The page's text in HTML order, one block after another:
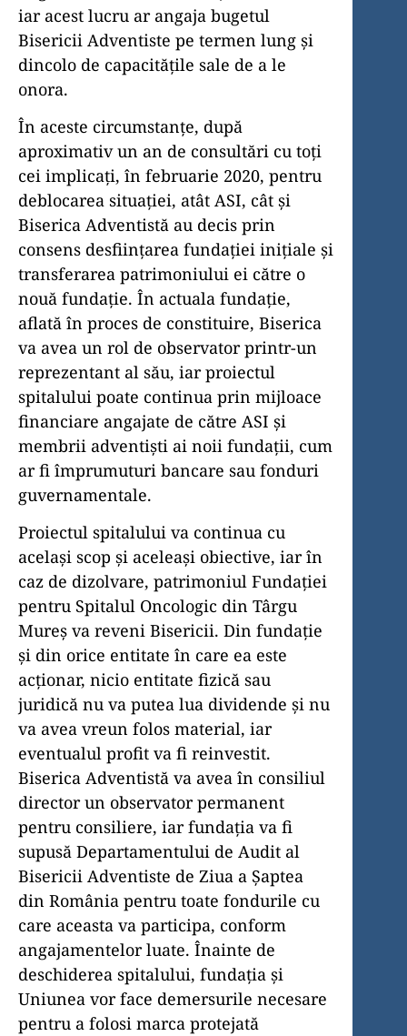
iar acest lucru ar angaja bugetul
Bisericii Adventiste pe termen lung și
dincolo de capacitățile sale de a le
onora.
În aceste circumstanțe, după
aproximativ un an de consultări cu toți
cei implicați, în februarie 2020, pentru
deblocarea situației, atât ASI, cât și
Biserica Adventistă au decis prin
consens desființarea fundației inițiale și
transferarea patrimoniului ei către o
nouă fundație. În actuala fundație,
aflată în proces de constituire, Biserica
va avea un rol de observator printr-un
reprezentant al său, iar proiectul
spitalului poate continua prin mijloace
financiare angajate de către ASI și
membrii adventiști ai noii fundații, cum
ar fi împrumuturi bancare sau fonduri
guvernamentale.
Proiectul spitalului va continua cu
același scop și aceleași obiective, iar în
caz de dizolvare, patrimoniul Fundației
pentru Spitalul Oncologic din Târgu
Mureș va reveni Bisericii. Din fundație
și din orice entitate în care ea este
acționar, nicio entitate fizică sau
juridică nu va putea lua dividende și nu
va avea vreun folos material, iar
eventualul profit va fi reinvestit.
Biserica Adventistă va avea în consiliul
director un observator permanent
pentru consiliere, iar fundația va fi
supusă Departamentului de Audit al
Bisericii Adventiste de Ziua a Șaptea
din România pentru toate fondurile cu
care aceasta va participa, conform
angajamentelor luate. Înainte de
deschiderea spitalului, fundația și
Uniunea vor face demersurile necesare
pentru a folosi marca protejată